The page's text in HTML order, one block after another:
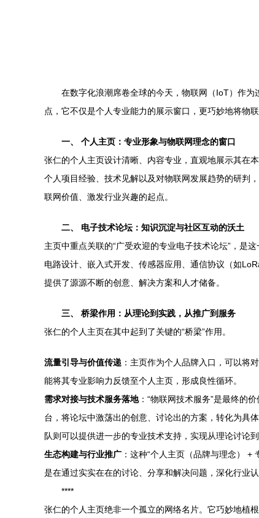
在数字化浪潮席卷全球的今天，物联网（IoT）作
点，它不仅是个人专业能力的展示窗口，更巧妙地将物
一、 个人主页：专业形象与物联网理念的窗口
张仁的个人主页设计清晰、内容专业，直观地展示其在
个人项目经验、技术见解以及对物联网发展趋势的研判
联网价值、激发行业兴趣的起点。
二、 电子技术论坛：知识沉淀与社区互动的沃土
主页中重点关联的“广受欢迎的专业电子技术论坛”，是
电路设计、嵌入式开发、传感器应用、通信协议（如
提供了源源不断的创意、解决方案和人才储备。
三、 桥梁作用：从理论到实践，从推广到服务
张仁的个人主页在其中起到了关键的“桥梁”作用。
流量引导与价值传递 ：主页作为个人品牌入口，可以将
能将其专业影响力反馈至个人主页，形成良性循环。
需求对接与技术服务落地：“物联网技术服务”是最终的
台，将论坛中激荡出的创意、讨论出的方案，转化为具
队则可以提供进一步的专业技术支持，实现从理论讨论到
生态构建与行业推广 ：这种“个人主页（品牌与理念）
是在通过实实在在的讨论、分享和解决问题，深化行业
****
张仁的个人主页绝非一个孤立的网络名片。它巧妙地植